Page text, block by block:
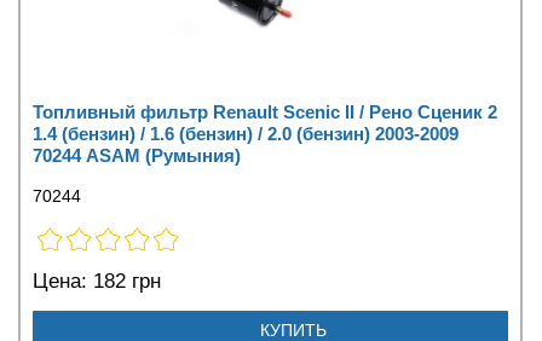
Топливный фильтр Renault Scenic II / Рено Сценик 2
1.4 (бензин) / 1.6 (бензин) / 2.0 (бензин) 2003-2009
70244 ASAM (Румыния)
70244
Цена: 182 грн
КУПИТЬ